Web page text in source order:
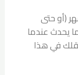
(أو حتى
يحدث عندما
في هذا